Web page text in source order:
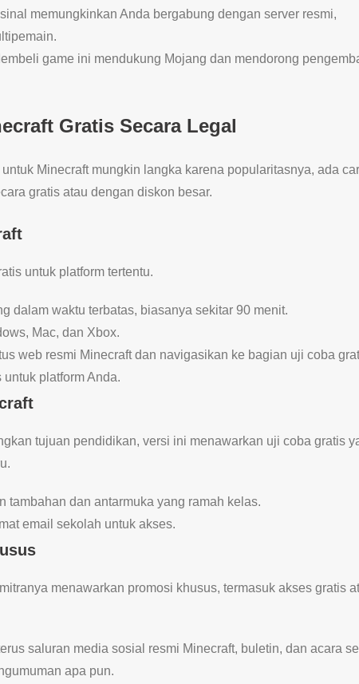
memungkinkan Anda bergabung dengan server resmi,
game ini mendukung Mojang dan mendorong
Gratis Secara Legal
Minecraft mungkin langka karena popularitasnya, ada
gratis atau dengan diskon besar.
untuk platform tertentu.
dalam waktu terbatas, biasanya sekitar 90 menit.
Mac, dan Xbox.
web resmi Minecraft dan navigasikan ke bagian uji coba
platform Anda.
tujuan pendidikan, versi ini menawarkan uji coba gratis
tambahan dan antarmuka yang ramah kelas.
email sekolah untuk akses.
menawarkan promosi khusus, termasuk akses gratis
saluran media sosial resmi Minecraft, buletin, dan acara
apa pun.